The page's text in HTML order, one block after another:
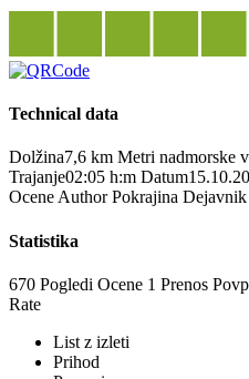
Technical data
Dolžina7,6 km Metri nadmorske
Trajanje02:05 h:m Datum
Ocene Author Pokrajina Dejavnik
Statistika
670 Pogledi Ocene 1 Prenos
Rate
List z izleti
Prihod